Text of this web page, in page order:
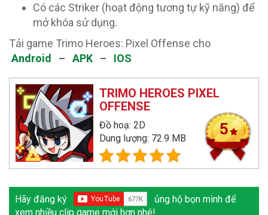
Có các Striker (hoạt động tương tự kỹ năng) để
mở khóa sử dụng.
Tải game Trimo Heroes: Pixel Offense cho
Android
– APK – IOS
TRIMO HEROES PIXEL
OFFENSE
Đồ hoạ: 2D
Dung lượng: 72.9 MB
5
Hãy đăng ký
ủng hộ bọn mình để
xem nhiều clip game mới hơn nhé!